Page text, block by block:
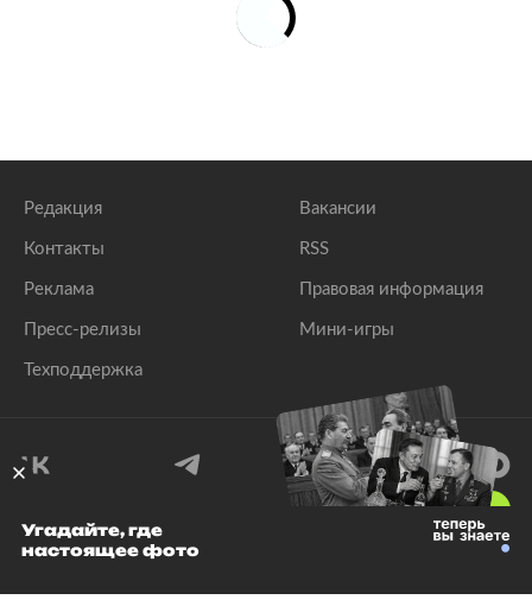
Редакция
Контакты
Реклама
Пресс-релизы
Техподдержка
Вакансии
RSS
Правовая информация
Мини-игры
© 1999–2026 Все права защищены.
Угадайте, где
настоящее фото